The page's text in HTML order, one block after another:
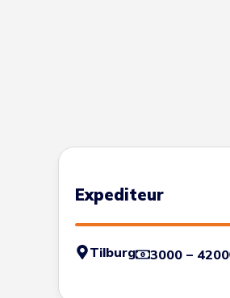
Expediteur
Tilburg 3000 – 4200